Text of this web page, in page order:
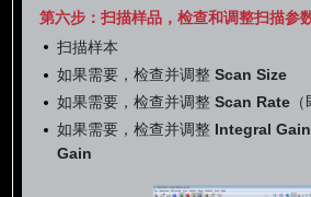
第六步：扫描样品，检查和调整扫描参
扫描样本
如果需要，检查并调整 Scan Size
如果需要，检查并调整 Scan Rate（
如果需要，检查并调整 Integral Gain
Gain